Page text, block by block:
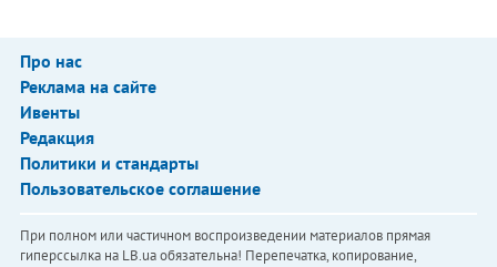
Про нас
Реклама на сайте
Ивенты
Редакция
Политики и стандарты
Пользовательское соглашение
При полном или частичном воспроизведении материалов прямая
гиперссылка на LB.ua обязательна! Перепечатка, копирование,